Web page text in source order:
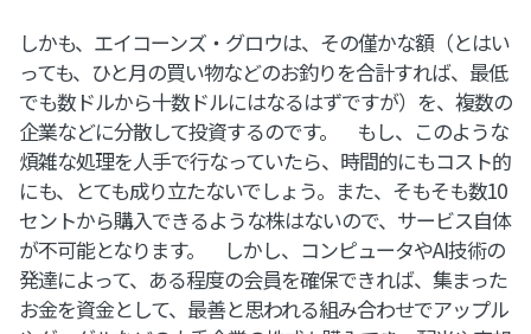
しかも、エイコーンズ・グロウは、その僅かな額（とはい
っても、ひと月の買い物などのお釣りを合計すれば、最低
でも数ドルから十数ドルにはなるはずですが）を、複数の
企業などに分散して投資するのです。 もし、このような
煩雑な処理を人手で行なっていたら、時間的にもコスト的
にも、とても成り立たないでしょう。また、そもそも数10
セントから購入できるような株はないので、サービス自体
が不可能となります。 しかし、コンピュータやAI技術の
発達によって、ある程度の会員を確保できれば、集まった
お金を資金として、最善と思われる組み合わせでアップル